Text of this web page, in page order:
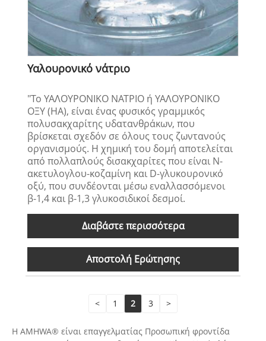
Υαλουρονικό νάτριο
"Το ΥΑΛΟΥΡΟΝΙΚΟ ΝΑΤΡΙΟ ή ΥΑΛΟΥΡΟΝΙΚΟ
ΟΞΥ (ΗΑ), είναι ένας φυσικός γραμμικός
πολυσακχαρίτης υδατανθράκων, που
βρίσκεται σχεδόν σε όλους τους ζωντανούς
οργανισμούς. Η χημική του δομή αποτελείται
από πολλαπλούς δισακχαρίτες που είναι Ν-
ακετυλογλου-κοζαμίνη και D-γλυκουρονικό
οξύ, που συνδέονται μέσω εναλλασσόμενοι
β-1,4 και β-1,3 γλυκοσιδικοί δεσμοί.
Διαβάστε περισσότερα
Αποστολή Ερώτησης
< 1 2 3 >
Η AMHWA® είναι επαγγελματίας Προσωπική φροντίδα